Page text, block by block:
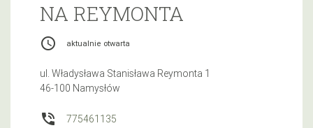
NA REYMONTA
access_time aktualnie otwarta
ul. Władysława Stanisława Reymonta 1
46-100 Namysłów
phone_in_talk 775461135